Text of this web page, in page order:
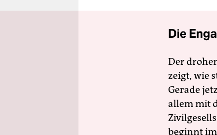
Die
Der
zeigt, wie
Gerade
allem mit
beginnt